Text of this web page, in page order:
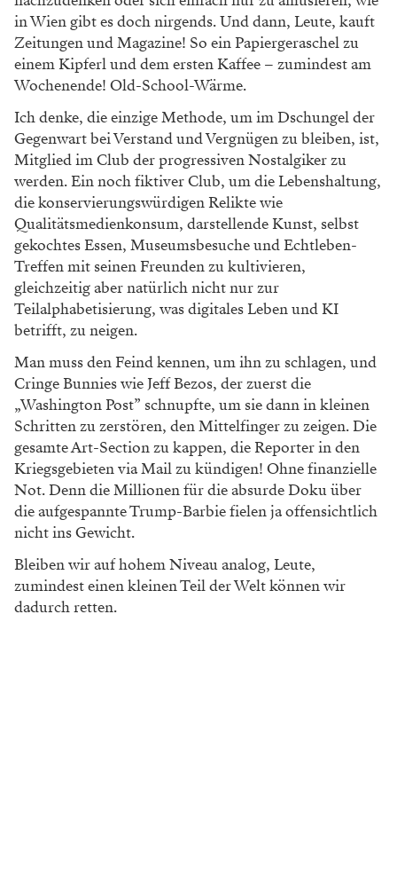
in Wien gibt es doch nirgends. Und dann, Leute, kauft
Zeitungen und Magazine! So ein Papiergeraschel zu
einemKipferl und dem ersten Kaffee – zumindest am
Wochenende! Old-School-Wärme.
Ich denke, die einzige Methode, um im Dschungel der
Gegenwart bei Verstand und Vergnügen zu bleiben, ist,
Mitglied im Club der progressiven Nostalgiker zu
werden.Ein noch fiktiver Club, um die Lebenshaltung,
die konservierungswürdigen Relikte wie
Qualitätsmedienkonsum, darstellende Kunst, selbst
gekochtes Essen, Museumsbesucheund Echtleben-
Treffen mit seinen Freunden zu kultivieren,
gleichzeitig aber natürlich nicht nur zur
Teilalphabetisierung, was digitales Leben und KI
betrifft, zu neigen.
Man muss den Feind kennen, um ihn zu schlagen, und
Cringe Bunnies wie Jeff Bezos, der zuerst die
„WashingtonPost” schnupfte, um sie dann in kleinen
Schritten zu zerstören, den Mittelfinger zu zeigen. Die
gesamte Art-Sectionzu kappen, die Reporter in den
Kriegsgebieten via Mail zukündigen! Ohne finanzielle
Not. Denn die Millionen für dieabsurde Doku über
die aufgespannte Trump-Barbie fielenja offensichtlich
nicht ins Gewicht.
Bleiben wir auf hohem Niveau analog, Leute,
zumindest einen kleinen Teil der Welt können wir
dadurch retten.